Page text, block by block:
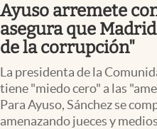
Ayuso arremete
asegura que
de la corrupción"
La presidenta de la
tiene "miedo cero" a las
Para Ayuso, Sánchez se
amenazando jueces y